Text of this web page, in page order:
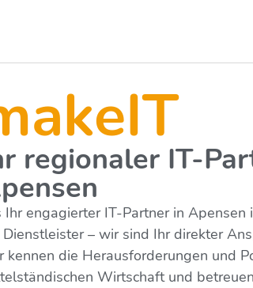
regionaler IT-
Ihr engagierter IT-Partner in Apensen
Dienstleister – wir sind Ihr direkter
kennen die Herausforderungen und
Wirtschaft und